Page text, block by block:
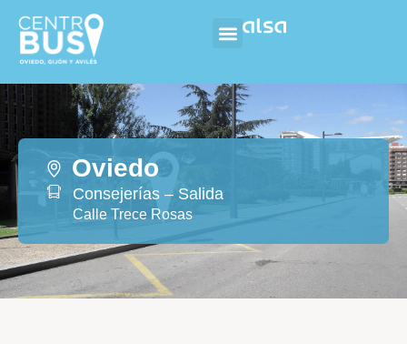
Oviedo
Consejerías – Salida
Calle Trece Rosas